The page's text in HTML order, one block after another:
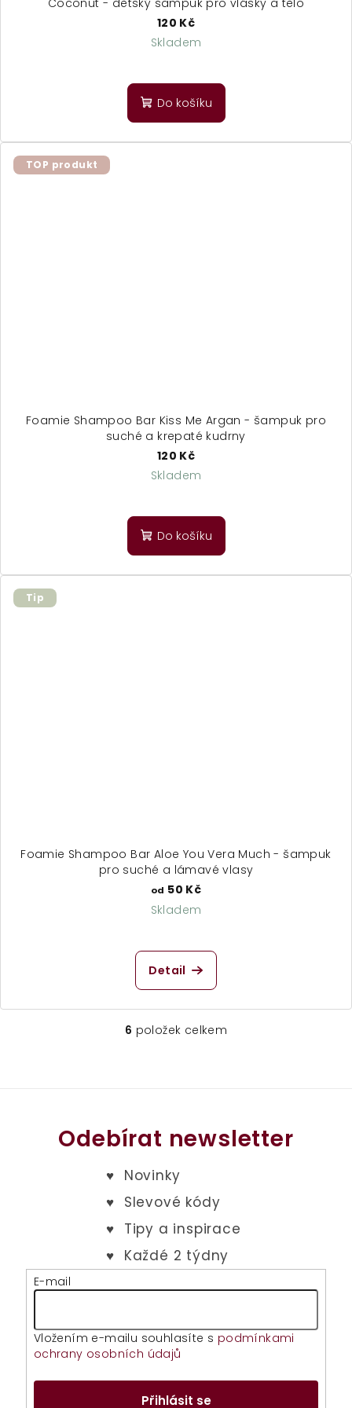
Coconut - dětský šampuk pro vlásky a tělo
120 Kč
Skladem
Do košíku
TOP produkt
Foamie Shampoo Bar Kiss Me Argan - šampuk pro
suché a krepaté kudrny
120 Kč
Skladem
hodnocení
produktu
z
Do košíku
Tip
Foamie Shampoo Bar Aloe You Vera Much - šampuk
pro suché a lámavé vlasy
od 50 Kč
Skladem
Detail
O
c
p
r
v
k
y
v
ý
i
s
u
6 položek celkem
Odebírat newsletter
E-mail
Vložením e-mailu souhlasíte s podmínkami
ochrany osobních údajů
Přihlásit se